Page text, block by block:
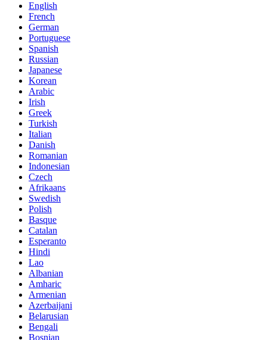
English
French
German
Portuguese
Spanish
Russian
Japanese
Korean
Arabic
Irish
Greek
Turkish
Italian
Danish
Romanian
Indonesian
Czech
Afrikaans
Swedish
Polish
Basque
Catalan
Esperanto
Hindi
Lao
Albanian
Amharic
Armenian
Azerbaijani
Belarusian
Bengali
Bosnian